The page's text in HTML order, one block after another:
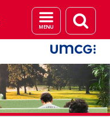
Menu
en
zoeken